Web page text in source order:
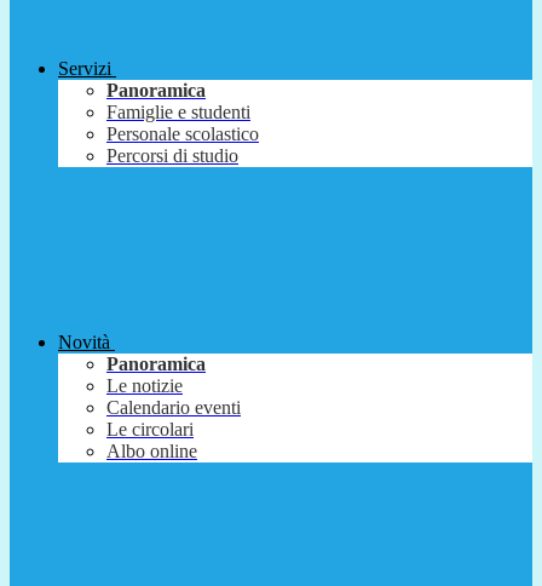
Servizi
Panoramica
Famiglie e studenti
Personale scolastico
Percorsi di studio
Novità
Panoramica
Le notizie
Calendario eventi
Le circolari
Albo online